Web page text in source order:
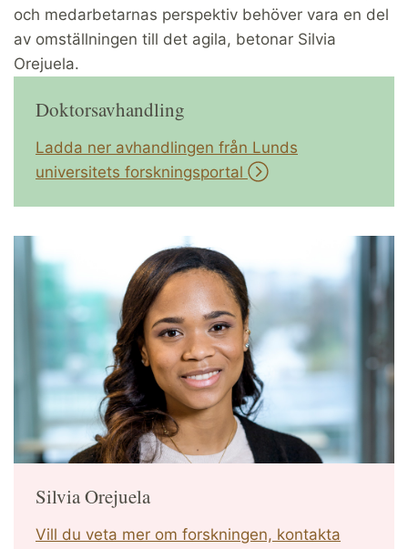
och medarbetarnas perspektiv behöver vara en del
av omställningen till det agila, betonar Silvia
Orejuela.
Silvia Orejuela
Vill du veta mer om forskningen, kontakta
Doktorsavhandling
Ladda ner avhandlingen från Lunds
universitets forskningsportal